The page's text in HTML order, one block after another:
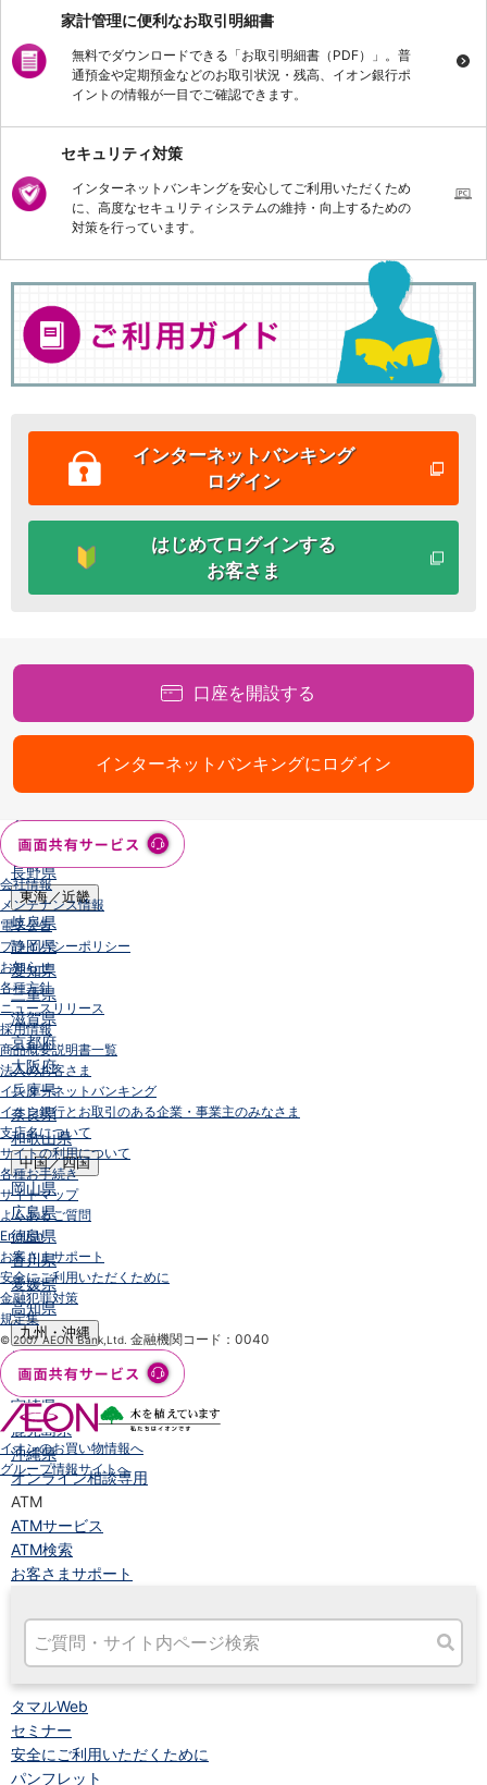
WEB即時決済サービス
スマホ決済アプリ
公営競技
Myステージ
相続・税務のご相談
セキュリティ
インボイス
手数料
金利
キャンペーン
店舗・ATM
店舗
北海道・東北
青森県
秋田県
東京都
石川県
山梨県
長野県
東海／近畿
岐阜県
静岡県
愛知県
三重県
滋賀県
京都府
大阪府
兵庫県
奈良県
和歌山県
中国／四国
岡山県
広島県
徳島県
香川県
愛媛県
高知県
九州・沖縄
福岡県
熊本県
宮崎県
鹿児島県
沖縄県
オンライン相談専用
ATM
ATMサービス
ATM検索
お客さまサポート
タマルWeb
セミナー
安全にご利用いただくために
パンフレット
家計管理に便利なお取引明細書
無料でダウンロードできる「お取引明細書（PDF）」。普
通預金や定期預金などのお取引状況・残高、イオン銀行ポ
イントの情報が一目でご確認できます。
セキュリティ対策
インターネットバンキングを安心してご利用いただくため
に、高度なセキュリティシステムの維持・向上するための
対策を行っています。
インターネットバンキング
ログイン
はじめてログインする
お客さま
口座を開設する
インターネットバンキングにログイン
会社情報
メンテナンス情報
電子公告
プライバシーポリシー
お知らせ
各種方針
ニュースリリース
採用情報
商品概要説明書一覧
法人のお客さま
インターネットバンキング
イオン銀行とお取引のある企業・事業主のみなさま
支店名について
サイトの利用について
各種お手続き
サイトマップ
よくあるご質問
English
お客さまサポート
安全にご利用いただくために
金融犯罪対策
規定集
© 2007 AEON Bank,Ltd. 金融機関コード：0040
イオンのお買い物情報へ
グループ情報サイトへ